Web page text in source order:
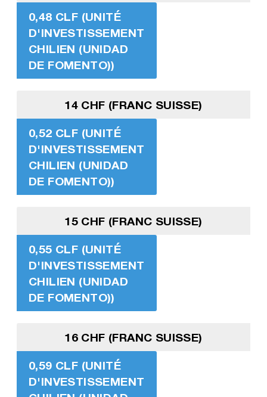
0,48 CLF (UNITÉ
D'INVESTISSEMENT
CHILIEN (UNIDAD
DE FOMENTO))
14 CHF (FRANC SUISSE)
0,52 CLF (UNITÉ
D'INVESTISSEMENT
CHILIEN (UNIDAD
DE FOMENTO))
15 CHF (FRANC SUISSE)
0,55 CLF (UNITÉ
D'INVESTISSEMENT
CHILIEN (UNIDAD
DE FOMENTO))
16 CHF (FRANC SUISSE)
0,59 CLF (UNITÉ
D'INVESTISSEMENT